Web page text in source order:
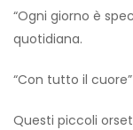
“Ogni giorno è
quotidiana.
“Con tutto il
Questi piccoli